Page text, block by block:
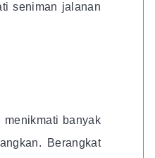
seniman jalanan
menikmati banyak
Berangkat